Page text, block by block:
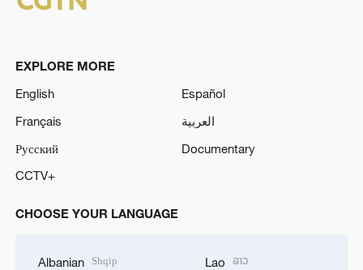
EXPLORE MORE
English
Español
Français
العربية
Русский
Documentary
CCTV+
CHOOSE YOUR LANGUAGE
Albanian Shqip Lao ລາວ